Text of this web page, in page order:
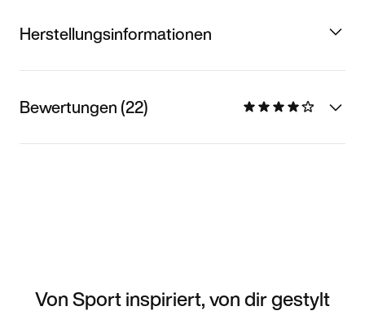
Herstellungsinformationen
Bewertungen (22)
Von Sport inspiriert, von dir gestylt